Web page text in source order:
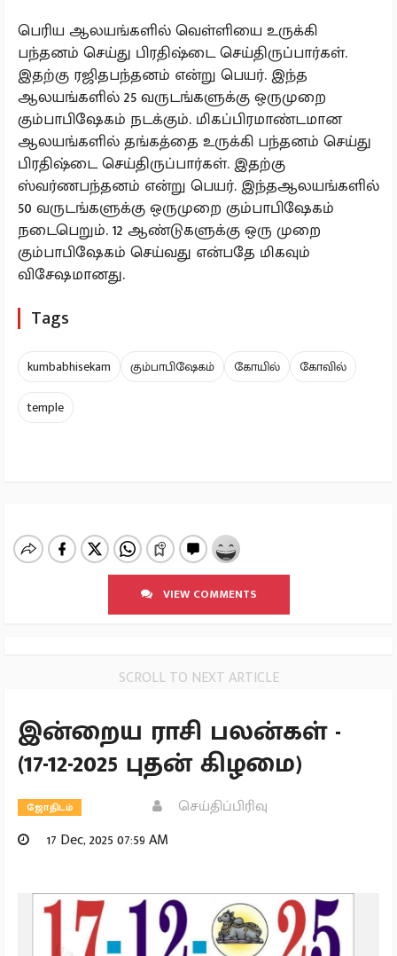
பெரிய ஆலயங்களில் வெள்ளியை உருக்கி
பந்தனம் செய்து பிரதிஷ்டை செய்திருப்பார்கள்.
இதற்கு ரஜிதபந்தனம் என்று பெயர். இந்த
ஆலயங்களில் 25 வருடங்களுக்கு ஒருமுறை
கும்பாபிஷேகம் நடக்கும். மிகப்பிரமாண்டமான
ஆலயங்களில் தங்கத்தை உருக்கி பந்தனம் செய்து
பிரதிஷ்டை செய்திருப்பார்கள். இதற்கு
ஸ்வர்ணபந்தனம் என்று பெயர். இந்தஆலயங்களில்
50 வருடங்களுக்கு ஒருமுறை கும்பாபிஷேகம்
நடைபெறும். 12 ஆண்டுகளுக்கு ஒரு முறை
கும்பாபிஷேகம் செய்வது என்பதே மிகவும்
விசேஷமானது.
Tags
kumbabhisekam கும்பாபிஷேகம் கோயில்
கோவில்
temple
VIEW COMMENTS
SCROLL TO NEXT ARTICLE
இன்றைய ராசி பலன்கள் -
(17-12-2025 புதன் கிழமை)
ஜோதிடம்
செய்திப்பிரிவு
17 Dec, 2025 07:59 AM